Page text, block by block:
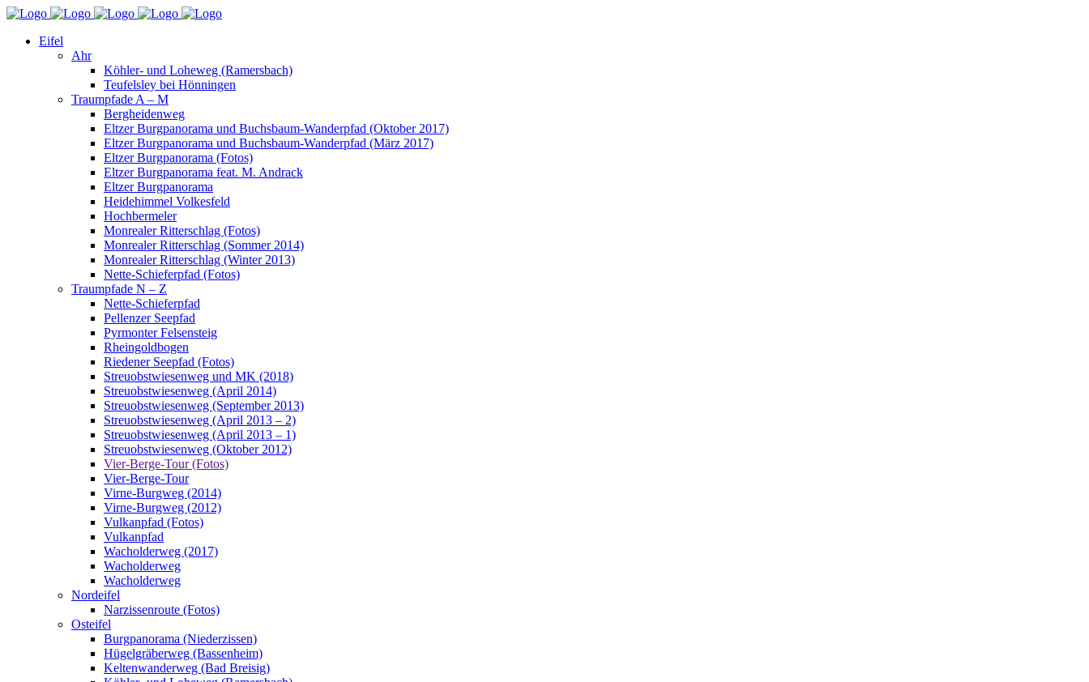
Eifel
Ahr
Köhler- und Loheweg (Ramersbach)
Teufelsley bei Hönningen
Traumpfade A – M
Bergheidenweg
Eltzer Burgpanorama und Buchsbaum-Wanderpfad (Oktober 2017)
Eltzer Burgpanorama und Buchsbaum-Wanderpfad (März 2017)
Eltzer Burgpanorama (Fotos)
Eltzer Burgpanorama feat. M. Andrack
Eltzer Burgpanorama
Heidehimmel Volkesfeld
Hochbermeler
Monrealer Ritterschlag (Fotos)
Monrealer Ritterschlag (Sommer 2014)
Monrealer Ritterschlag (Winter 2013)
Nette-Schieferpfad (Fotos)
Traumpfade N – Z
Nette-Schieferpfad
Pellenzer Seepfad
Pyrmonter Felsensteig
Rheingoldbogen
Riedener Seepfad (Fotos)
Streuobstwiesenweg und MK (2018)
Streuobstwiesenweg (April 2014)
Streuobstwiesenweg (September 2013)
Streuobstwiesenweg (April 2013 – 2)
Streuobstwiesenweg (April 2013 – 1)
Streuobstwiesenweg (Oktober 2012)
Vier-Berge-Tour (Fotos)
Vier-Berge-Tour
Virne-Burgweg (2014)
Virne-Burgweg (2012)
Vulkanpfad (Fotos)
Vulkanpfad
Wacholderweg (2017)
Wacholderweg
Wacholderweg
Nordeifel
Narzissenroute (Fotos)
Osteifel
Burgpanorama (Niederzissen)
Hügelgräberweg (Bassenheim)
Keltenwanderweg (Bad Breisig)